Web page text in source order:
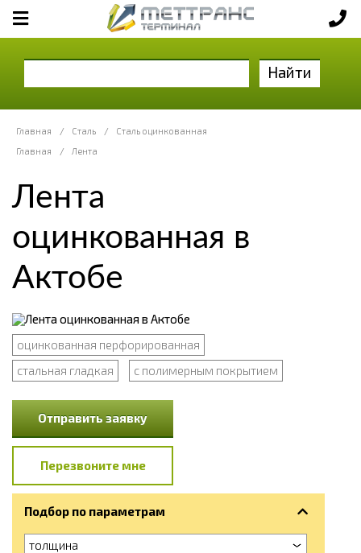
Найти
Главная / Сталь /
Сталь оцинкованная
Главная
/ Лента
Лента
оцинкованная в
Актобе
оцинкованная перфорированная
стальная гладкая
с полимерным покрытием
Отправить заявку
Перезвоните мне
Подбор по параметрам
толщина